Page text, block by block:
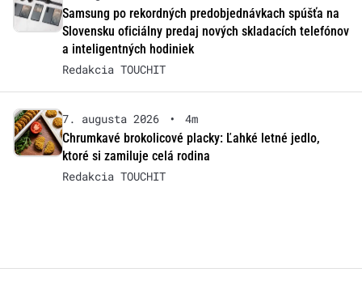
Samsung po rekordných predobjednávkach spúšťa na
Slovensku oficiálny predaj nových skladacích telefónov
a inteligentných hodiniek
Redakcia TOUCHIT
7. augusta 2026 •
4m
Chrumkavé brokolicové placky: Ľahké letné jedlo,
ktoré si zamiluje celá rodina
Redakcia TOUCHIT